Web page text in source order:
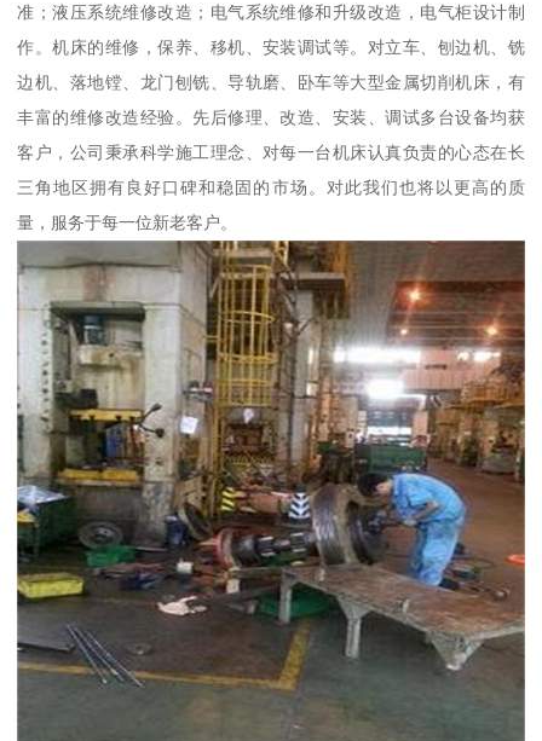
准；液压系统维修改造；电气系统维修和升级改造，电气柜设计制
作。机床的维修，保养、移机、安装调试等。对立车、刨边机、铣
边机、落地镗、龙门刨铣、导轨磨、卧车等大型金属切削机床，有
丰富的维修改造经验。先后修理、改造、安装、调试多台设备均获
客户，公司秉承科学施工理念、对每一台机床认真负责的心态在长
三角地区拥有良好口碑和稳固的市场。对此我们也将以更高的质
量，服务于每一位新老客户。